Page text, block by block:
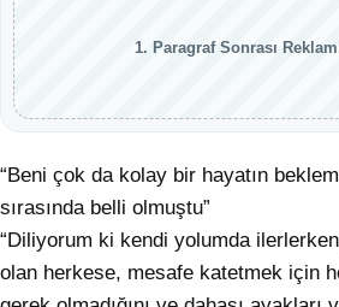
1. Paragraf Sonrası Reklam
“Beni çok da kolay bir hayatın
sırasında belli olmuştu”
“Diliyorum ki kendi yolumda
olan herkese, mesafe katetmek için